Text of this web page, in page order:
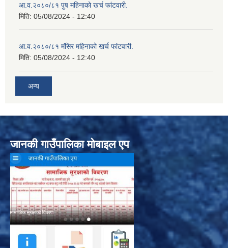
आ.व.२०८०/८१ पुष महिनाको खर्च फांटवारी.
मिति: 05/08/2024 - 12:40
आ.व.२०८०/८१ मंसिर महिनाको खर्च फांटवारी.
मिति: 05/08/2024 - 12:40
अन्य
जानकी गाउँपालिका मोबाइल एप